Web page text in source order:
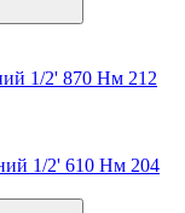
1/2' 870 Нм 212